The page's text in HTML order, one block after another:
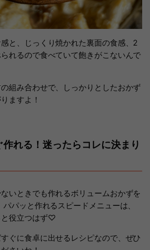
と、じっくり焼かれた裏面の食感、2
れるので食べていて飽きがこないんで
組み合わせで、しっかりとしたおかず
ますよ！
れる！迷ったらコレに決まり
いときでも作れるボリュームおかずを
パッと作れるスピードメニューは、
と役立つはず♡
ぐに食卓に出せるレシピなので、ぜひ